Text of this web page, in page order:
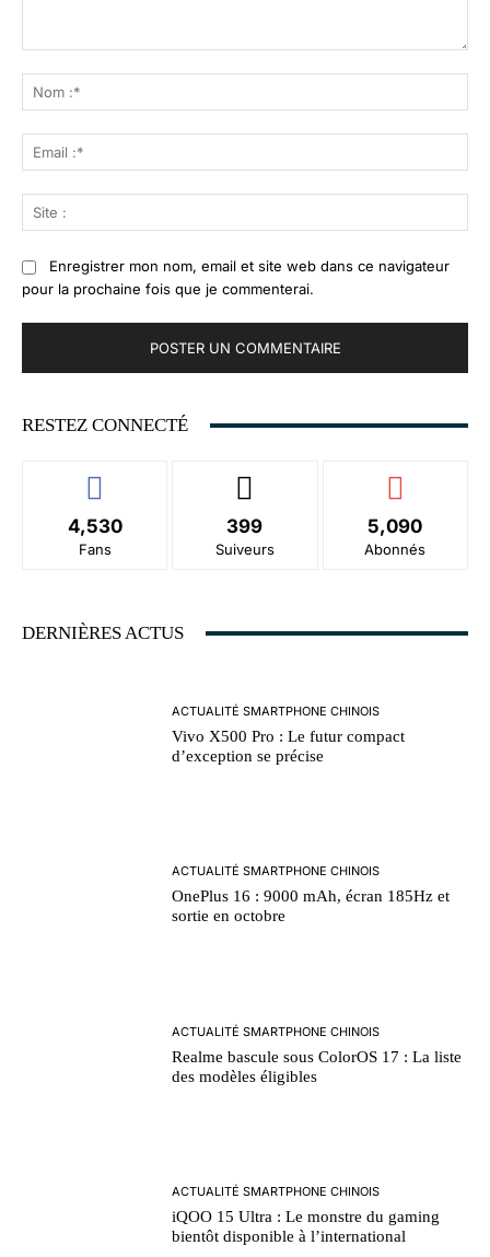
:*
:*
:
Enregistrer mon nom, email et site web dans ce navigateur
pour la prochaine fois que je commenterai.
RESTEZ CONNECTÉ
4,530
Fans
399
Suiveurs
5,090
Abonnés
DERNIÈRES ACTUS
ACTUALITÉ SMARTPHONE CHINOIS
Vivo X500 Pro : Le futur compact
d’exception se précise
ACTUALITÉ SMARTPHONE CHINOIS
OnePlus 16 : 9000 mAh, écran 185Hz et
sortie en octobre
ACTUALITÉ SMARTPHONE CHINOIS
Realme bascule sous ColorOS 17 : La liste
des modèles éligibles
ACTUALITÉ SMARTPHONE CHINOIS
iQOO 15 Ultra : Le monstre du gaming
bientôt disponible à l’international